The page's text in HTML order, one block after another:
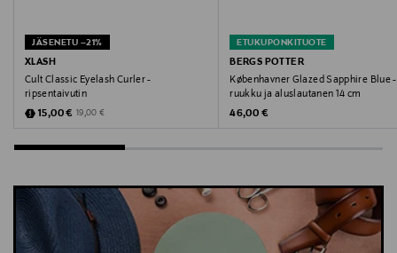
Calvin Klein, perfect fit, alushousut, bikini, naisten
alusvaatteet
JÄSENETU –21%
XLASH
Cult Classic Eyelash Curler -
ripsentaivutin
Discounted Price
15,00 € Original Price
19,00 €
ETUKUPONKITUOTE
BERGS POTTER
Københavner Glazed Sapphire Blue -
ruukku ja aluslautanen 14 cm
Original Price
46,00 €